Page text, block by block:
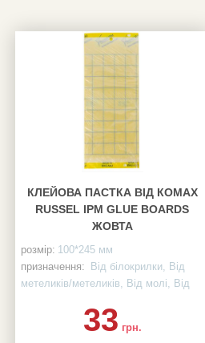
КЛЕЙОВА ПАСТКА ВІД КОМАХ
RUSSEL IPM GLUE BOARDS
ЖОВТА
розмір: 100*245 мм
призначення:
Від білокрилки, Від
метеликів/метеликів, Від молі, Від
0 шт
33 грн.